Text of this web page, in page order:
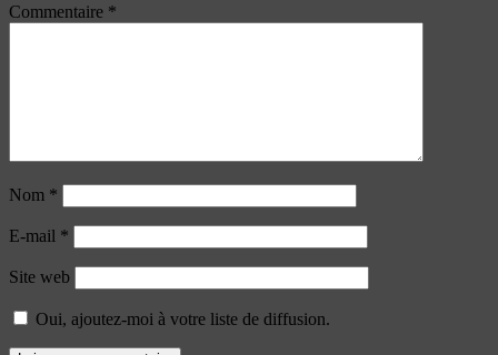
Commentaire *
Nom *
E-mail *
Site web
Oui, ajoutez-moi à votre liste de diffusion.